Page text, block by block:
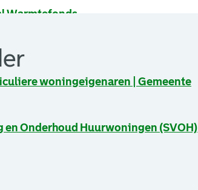
Warmtefonds
nieuw browsertabblad.
woningeigenaren | Gemeente
Onderhoud Huurwoningen (SVOH)
een nieuw browsertabblad.